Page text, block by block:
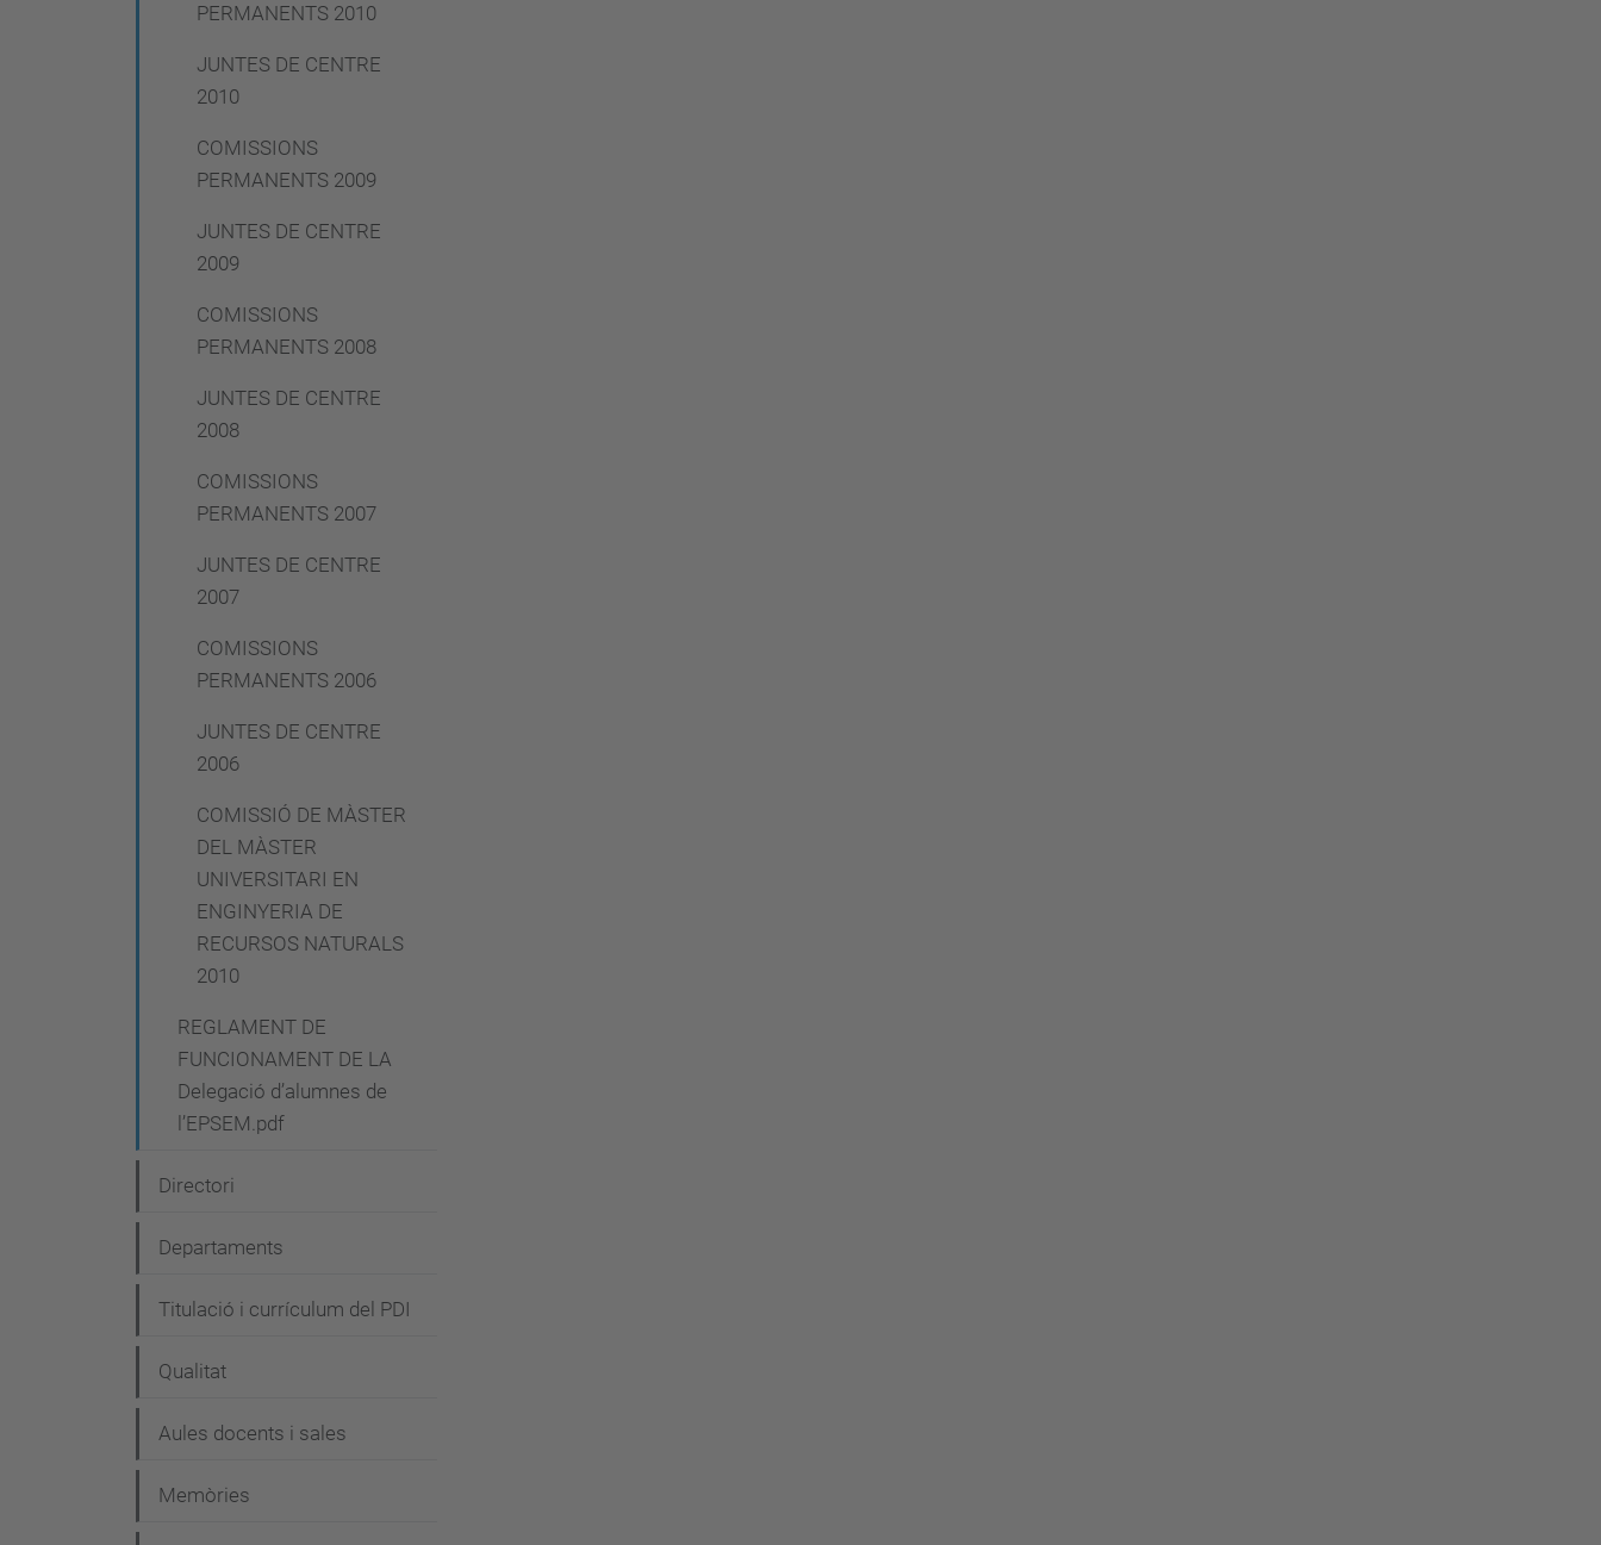
PERMANENTS 2010
JUNTES DE CENTRE
2010
COMISSIONS
PERMANENTS 2009
JUNTES DE CENTRE
2009
COMISSIONS
PERMANENTS 2008
JUNTES DE CENTRE
2008
COMISSIONS
PERMANENTS 2007
JUNTES DE CENTRE
2007
COMISSIONS
PERMANENTS 2006
JUNTES DE CENTRE
2006
COMISSIÓ DE MÀSTER
DEL MÀSTER
UNIVERSITARI EN
ENGINYERIA DE
RECURSOS NATURALS
2010
REGLAMENT DE
FUNCIONAMENT DE LA
Delegació d’alumnes de
l’EPSEM.pdf
Directori
Departaments
Titulació i currículum del PDI
Qualitat
Aules docents i sales
Memòries